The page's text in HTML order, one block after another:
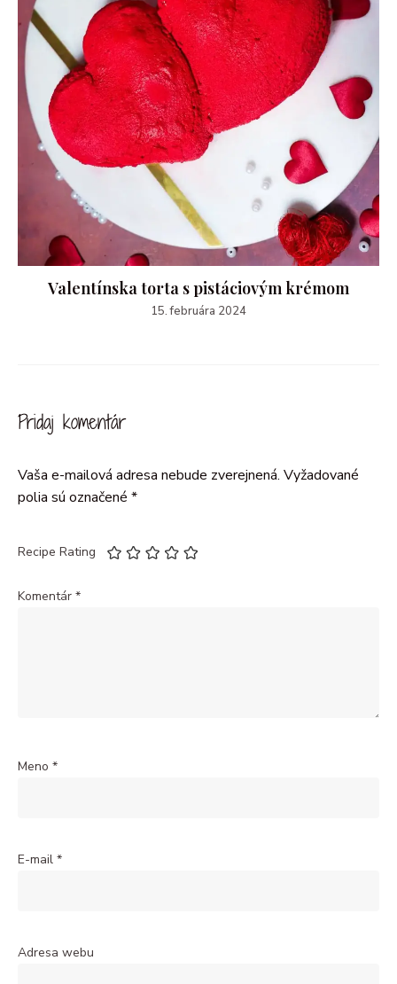
Valentínska torta s pistáciovým krémom
15. februára 2024
Pridaj komentár
Vaša e-mailová adresa nebude zverejnená. Vyžadované
polia sú označené *
Recipe Rating
Komentár *
Meno *
E-mail *
Adresa webu